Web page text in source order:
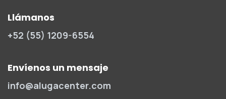
Llámanos
+52 (55) 1209-6554
Envíenos un mensaje
info@alugacenter.com